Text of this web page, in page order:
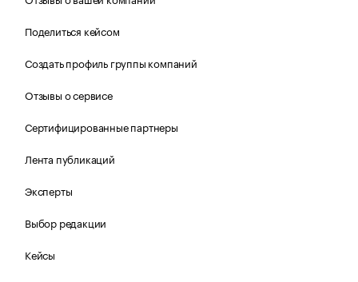
Поделиться кейсом
Создать профиль группы компаний
Отзывы о сервисе
Сертифицированные партнеры
Лента публикаций
Эксперты
Выбор редакции
Кейсы